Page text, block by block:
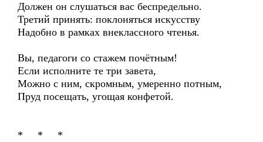
Должен он слушаться вас беспредельно.
Третий принять: поклоняться искусству
Надобно в рамках внеклассного чтенья.
Вы, педагоги со стажем почётным!
Если исполните те три завета,
Можно с ним, скромным, умеренно потным,
Пруд посещать, угощая конфетой.
* * *